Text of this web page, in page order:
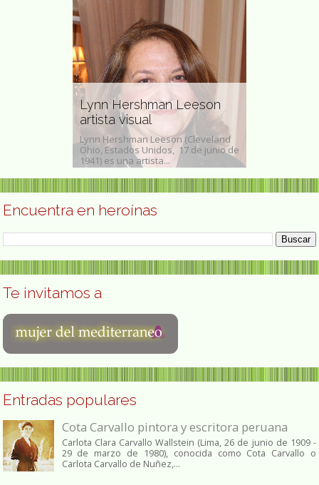
Lynn Hershman Leeson
artista visual
Lynn Hershman Leeson (Cleveland
Ohio, Estados Unidos, 17 de junio de
1941) es una artista...
Encuentra en heroínas
Te invitamos a
Entradas populares
Cota Carvallo pintora y escritora peruana
Carlota Clara Carvallo Wallstein (Lima, 26 de junio de 1909 -
29 de marzo de 1980), conocida como Cota Carvallo o
Carlota Carvallo de Nuñez,...